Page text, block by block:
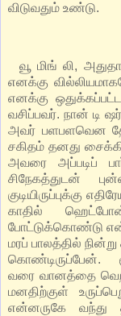
விடுவதும் உண்டு.
வூ மிங் லி,
எனக்கு
எனக்கு ஒதுக்கப்பட்ட
வசிப்பவர். நான் டி
அவர் பளபளவென
சகிதம் தனது
அவரை அப்படிப்
சிநேகத்துடன்
குடியிருப்புக்கு
காதில்
போட்டுக்கொண்டு
மரப் பாலத்தில்
கொண்டிருப்பேன்.
வரை வானத்தை
மனதிற்குள்
என்னருகே